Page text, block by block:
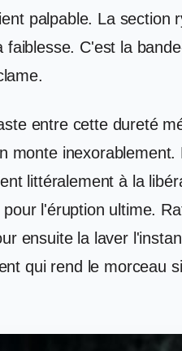
palpable. La
C'est la
entre cette dureté
monte
littéralement à la
l'éruption ultime.
ensuite la laver
qui rend le morceau